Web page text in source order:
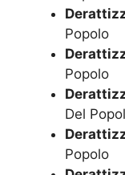
Popolo
Popolo
Del
Popolo